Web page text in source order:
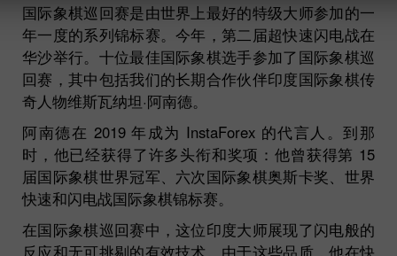
国际象棋巡回赛是由世界上最好的特级大师参加的一
年一度的系列锦标赛。今年，第二届超快速闪电战在
华沙举行。十位最佳国际象棋选手参加了国际象棋巡
回赛，其中包括我们的长期合作伙伴印度国际象棋传
奇人物维斯瓦纳坦·阿南德。
阿南德在 2019 年成为 InstaForex 的代言人。到那
时，他已经获得了许多头衔和奖项：他曾获得第 15
届国际象棋世界冠军、六次国际象棋奥斯卡奖、世界
快速和闪电战国际象棋锦标赛。
在国际象棋巡回赛中，这位印度大师展现了闪电般的
反应和无可挑剔的有效技术。由于这些品质，他在快